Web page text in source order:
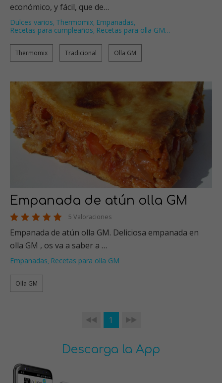
económico, y fácil, que de…
Dulces varios, Thermomix, Empanadas,
Recetas para cumpleaños, Recetas para olla GM…
Thermomix Tradicional Olla GM
Empanada de atún olla GM
5 Valoraciones
Empanada de atún olla GM. Deliciosa empanada en
olla GM , os va a saber a …
Empanadas, Recetas para olla GM
Olla GM
1
Descarga la App